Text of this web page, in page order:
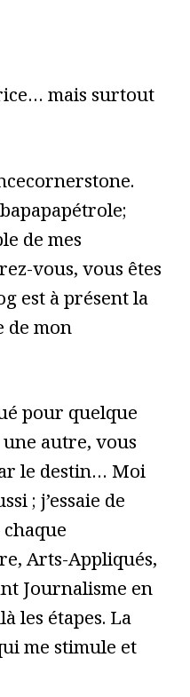
mais surtout
de mes
vous, vous êtes
est à présent la
de mon
pour quelque
autre, vous
le destin… Moi
; j’essaie de
Arts-Appliqués,
Journalisme en
les étapes. La
me stimule et